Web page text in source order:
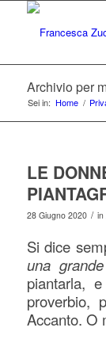
Archivio per
Sei in: Home /
LE
28 Giugno 2020 / in
Si dice
una
piantarla,
proverbio,
Accanto. O